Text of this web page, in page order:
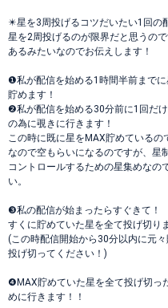
✴️星を3周投げるコツだいたい1回の
星を2周投げるのが限界だと思うの
あるみたいなのでお伝えします！
❶私が配信を始める1時間半前まで
貯めます！
❷私が配信を始める30分前に1回だ
の為に覗きに行きます！
この時に既に星をMAX貯めているの
なので空もらいになるのですが、星
コントロールするための星集めなの
い。
❸私の配信が始まったらすぐきて！
すくに貯めていた星を全て投げ切り
(この時配信開始から30分以内に元
投げ切ってください！)
❹MAX貯めていた星を全て投げ切っ
めに行きます！！